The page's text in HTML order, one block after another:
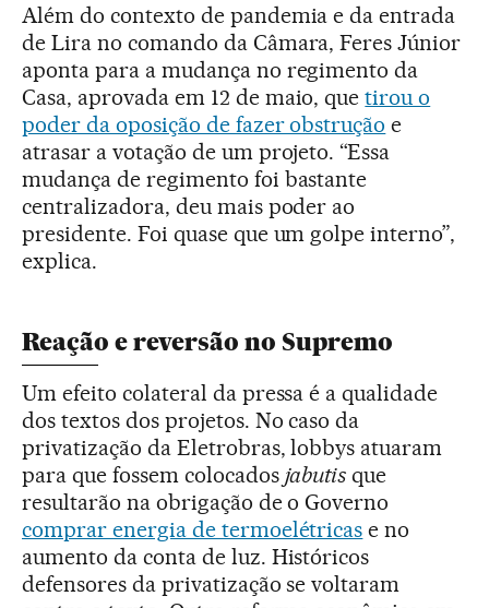
Além do contexto de pandemia e da entrada
de Lira no comando da Câmara, Feres Júnior
aponta para a mudança no regimento da
Casa, aprovada em 12 de maio, quetirou o
poder da oposição de fazer obstrução e
atrasar a votação de um projeto. “Essa
mudança de regimento foi bastante
centralizadora, deu mais poder ao
presidente. Foi quase que um golpe interno”,
explica.
Reação e reversão no Supremo
Um efeito colateral da pressa é a qualidade
dos textos dos projetos. No caso da
privatização da Eletrobras, lobbys atuaram
para que fossem colocados jabutis que
resultarão na obrigação de o Governo
comprar energia de termoelétricas e no
aumento da conta de luz. Históricos
defensores da privatização se voltaram